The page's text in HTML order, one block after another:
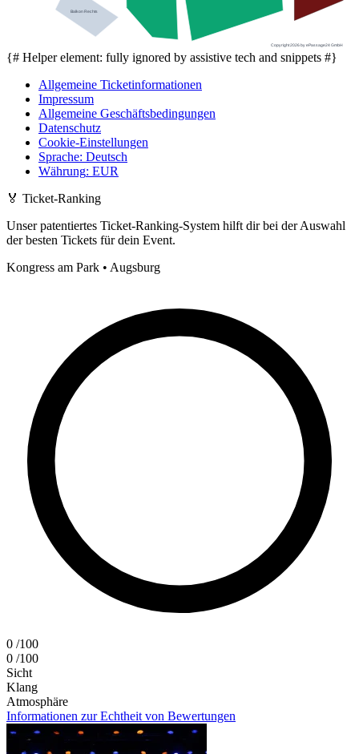
Balkon Rechts
Copyright 2026 by ePassage24 GmbH
{# Helper element: fully ignored by assistive tech and snippets #}
Allgemeine Ticketinformationen
Impressum
Allgemeine Geschäftsbedingungen
Datenschutz
Cookie-Einstellungen
Sprache: Deutsch
Währung: EUR
🏅 Ticket-Ranking
Unser patentiertes Ticket-Ranking-System hilft dir bei der Auswahl
der besten Tickets für dein Event.
Kongress am Park • Augsburg
0 /100
0 /100
Sicht
Klang
Atmosphäre
Informationen zur Echtheit von Bewertungen